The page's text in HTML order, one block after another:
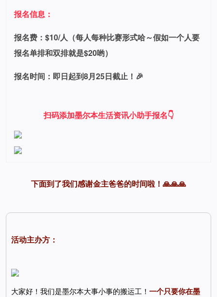
报名信息：
报名费： $10/人（每人每种比赛形式哈～假如一个人要
报名单排和双排就是$20哟）
报名时间：即日起到8月25日截止 ！🎉
扫码添加墨尔本生活资讯小助手报名👇
下面到了我们感谢金主爸爸的时间啦！🙏🙏🙏
活动主办方：
大家好！我们是墨尔本大事小事的搬运工！ 一个只要你在墨